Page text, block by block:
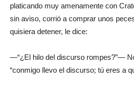
platicando muy amenamente con
sin aviso, corrió a comprar unos
quisiera detener, le dice:
—“¿El hilo del discurso rompes?”—
“conmigo llevo el discurso; tú eres a